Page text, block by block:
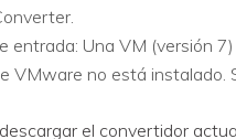
entrada: Una VM (versión
VMware no está instalado.
el convertidor